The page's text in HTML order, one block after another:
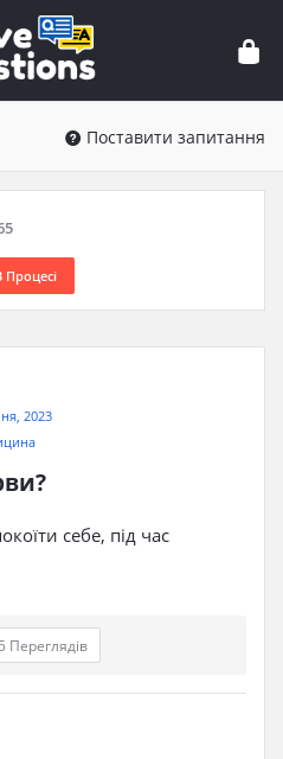
Поставити запитання
Процесі
2023
себе, під час
Переглядів